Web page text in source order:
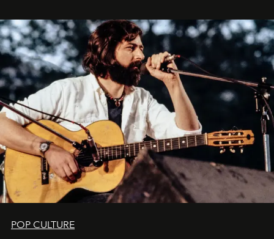
uno dei documenti più contemporanei che abbiamo.
POP CULTURE